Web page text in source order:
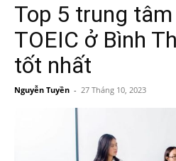
Top 5 trung
TOEIC ở Bình
tốt nhất
Nguyễn Tuyền - 27 Tháng 10, 2023